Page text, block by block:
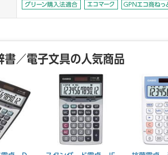
書／電子文具の人気商品